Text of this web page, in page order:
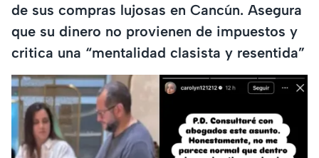
de sus compras lujosas en Cancún. Asegura
que su dinero no provienen de impuestos y
critica una “mentalidad clasista y resentida”